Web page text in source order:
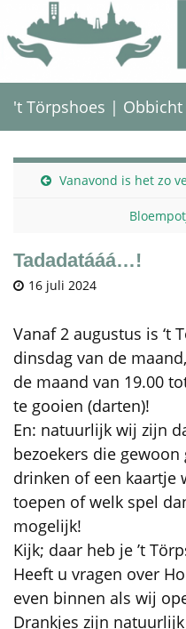
't Törpshoes |
Vanavond is het zo
Tadadatááá…!
16 juli 2024
Vanaf 2 augustus is ‘t
dinsdag van de
de maand van 19.00
te gooien (darten)!
En: natuurlijk wij zijn
bezoekers die
drinken of een kaartje
toepen of welk spel
mogelijk!
Kijk; daar heb je ’t
Heeft u vragen over
even binnen als wij
Drankjes zijn